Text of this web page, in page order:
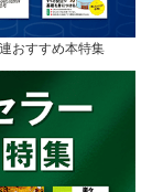
おすすめ本特集